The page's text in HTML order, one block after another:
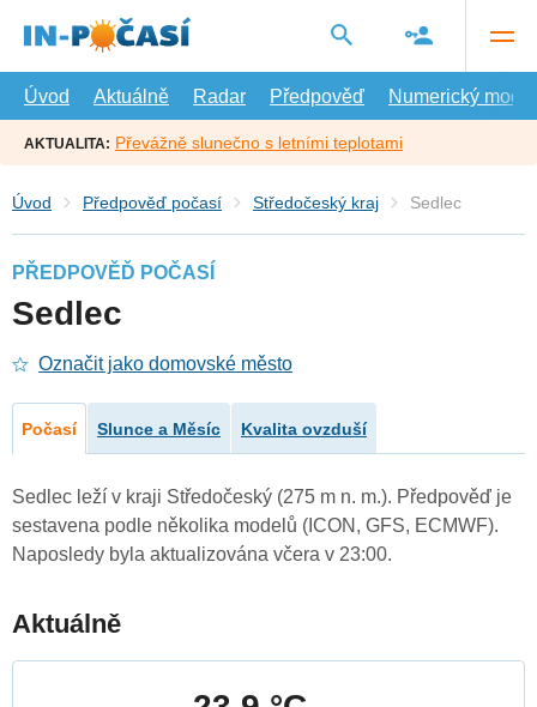
hlavní
Úvod
Aktuálně Radar Předpověď Numerický model
AKTUALITA: Převážně slunečno s letními teplotami
Úvod Předpověď počasí Středočeský kraj Sedlec
PŘEDPOVĚĎ POČASÍ
Sedlec
Označit jako domovské město
Počasí Slunce a Měsíc Kvalita ovzduší
Sedlec leží v kraji Středočeský (275 m n. m.). Předpověď je
sestavena podle několika modelů (ICON, GFS, ECMWF).
Naposledy byla aktualizována včera v 23:00.
Aktuálně